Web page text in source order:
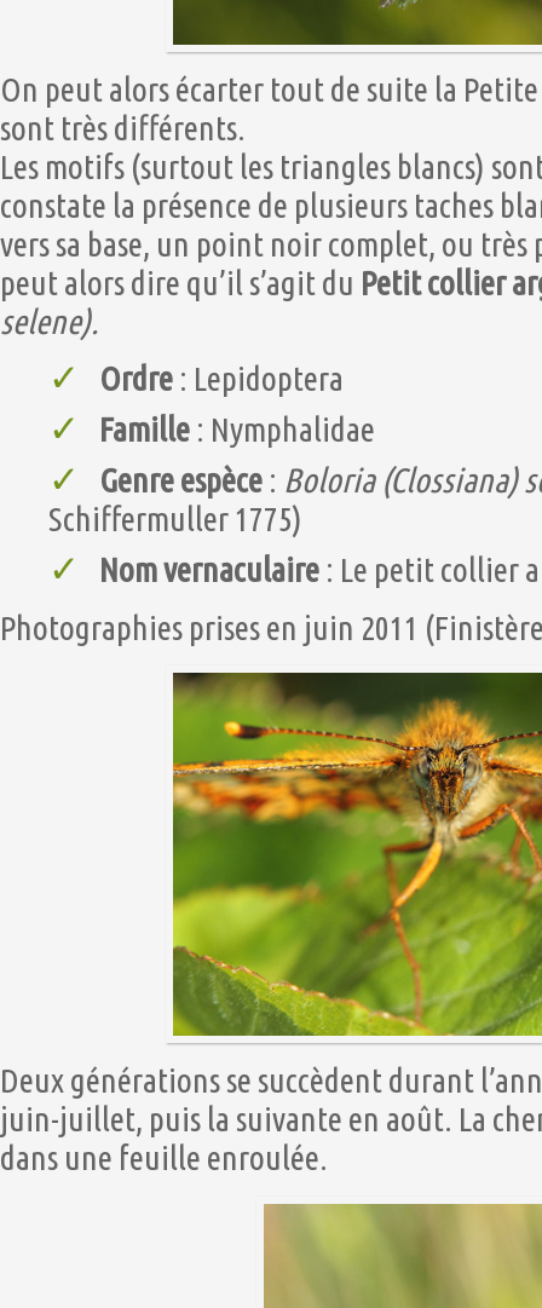
On peut alors écarter tout de suite la
sont très différents.
Les motifs (surtout les triangles blancs)
constate la présence de plusieurs taches
vers sa base, un point noir complet, ou
peut alors dire qu’il s’agit du Petit collier
selene).
Ordre : Lepidoptera
Famille : Nymphalidae
Genre espèce : Boloria (Clossiana)
Schiffermuller 1775)
Nom vernaculaire : Le petit collier
Photographies prises en juin 2011
Deux générations se succèdent durant
juin-juillet, puis la suivante en août. La
dans une feuille enroulée.